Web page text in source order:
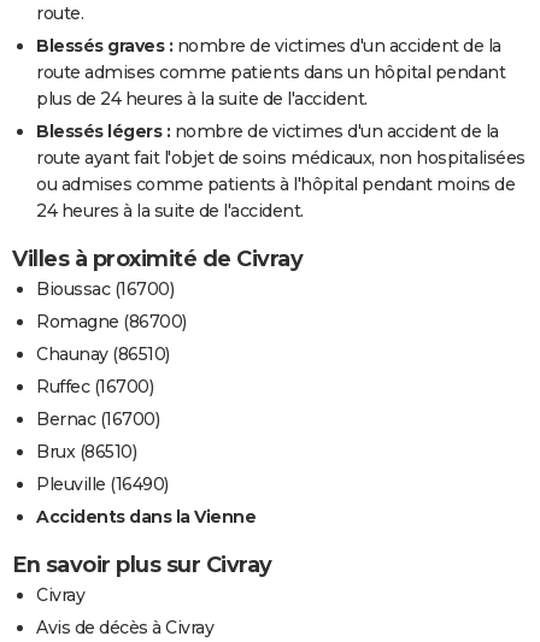
route.
Blessés graves : nombre de victimes d'un accident de la
route admises comme patients dans un hôpital pendant
plus de 24 heures à la suite de l'accident.
Blessés légers : nombre de victimes d'un accident de la
route ayant fait l'objet de soins médicaux, non hospitalisées
ou admises comme patients à l'hôpital pendant moins de
24 heures à la suite de l'accident.
Villes à proximité de Civray
Bioussac (16700)
Romagne (86700)
Chaunay (86510)
Ruffec (16700)
Bernac (16700)
Brux (86510)
Pleuville (16490)
Accidents dans la Vienne
En savoir plus sur Civray
Civray
Avis de décès à Civray